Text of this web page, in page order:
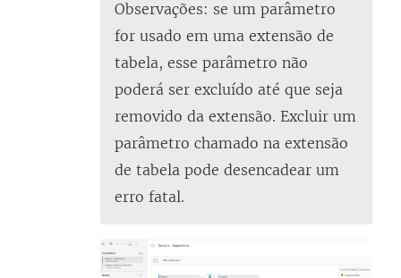
Observações: se um parâmetro
for usado em uma extensão de
tabela, esse parâmetro não
poderá ser excluído até que seja
removido da extensão. Excluir um
parâmetro chamado na extensão
de tabela pode desencadear um
erro fatal.